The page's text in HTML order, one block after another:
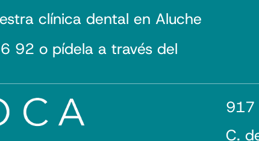
clínica dental en Aluche
92 o pídela a través del
C.